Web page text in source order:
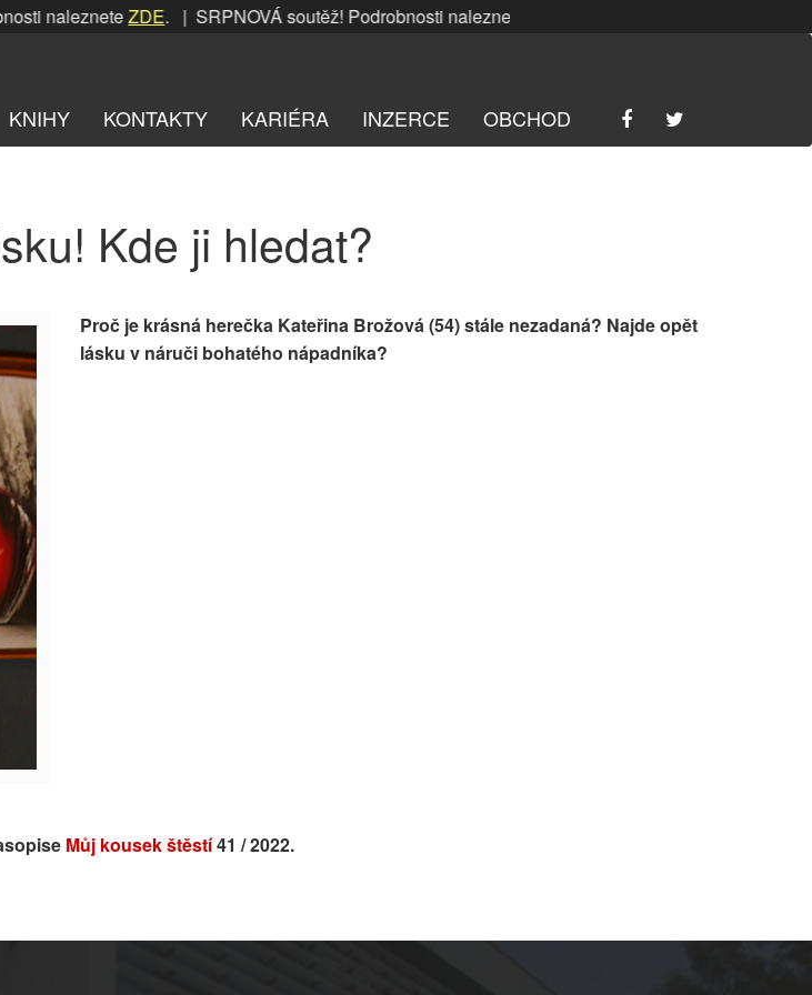
nalezneteZDE. | SRPNOVÁ soutěž! Podrobnosti nalezneteZDE
KNIHY KONTAKTY KARIÉRA INZERCE OBCHOD
Kde ji hledat?
Proč je krásná herečka Kateřina Brožová (54) stále nezadaná? Najde opět
lásku v náruči bohatého nápadníka?
Můj kousek štěstí41 / 2022.